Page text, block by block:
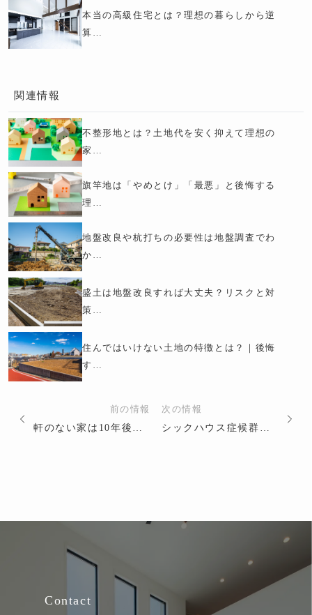
本当の高級住宅とは？理想の暮らしから逆
算…
関連情報
不整形地とは？土地代を安く抑えて理想の
家…
旗竿地は「やめとけ」「最悪」と後悔する
理…
地盤改良や杭打ちの必要性は地盤調査でわ
か…
盛土は地盤改良すれば大丈夫？リスクと対
策…
住んではいけない土地の特徴とは？｜後悔
す…
前の情報
軒のない家は10年後どうなる？メリット・デメリットや点検のポイントを解説
次の情報
シックハウス症候群は新築からいつまで？化学物質の放出は2年が目安｜設計時や建築後にできる対策
Contact